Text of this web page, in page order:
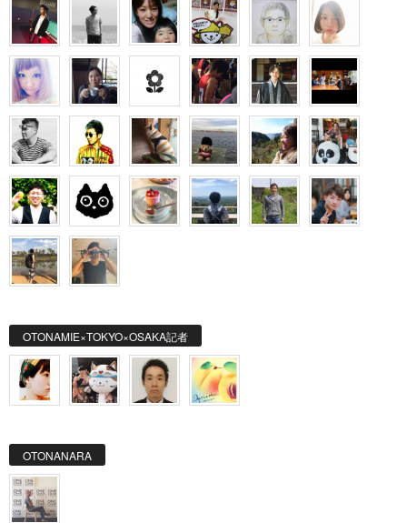
OTONAMIE×TOKYO×OSAKA記者
OTONANARA